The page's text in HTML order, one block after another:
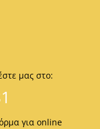
μας στο:
για online